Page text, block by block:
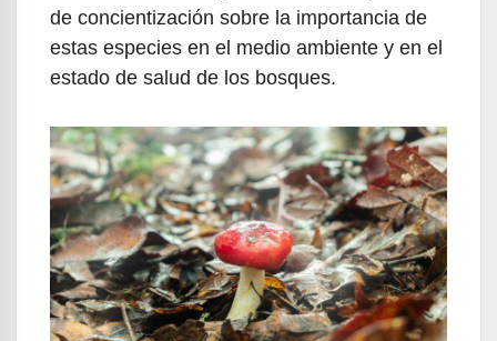
de concientización sobre la importancia de
estas especies en el medio ambiente y en el
estado de salud de los bosques.